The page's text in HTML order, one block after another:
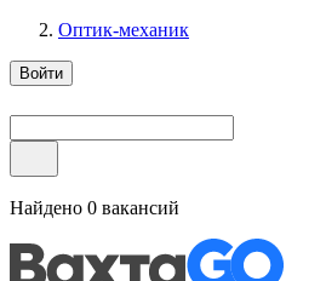
Оптик-механик
Войти
Найдено 0 вакансий